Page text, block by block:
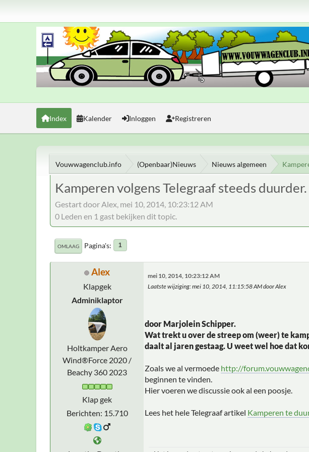
Index Kalender Inloggen Registreren
Vouwwagenclub.info (Openbaar)Nieuws Nieuws algemeen
Kamperen volgens Telegraaf steeds duurder.
Gestart door Alex, mei 10, 2014, 10:23:12 AM
0 Leden en 1 gast bekijken dit topic.
OMLAAG Pagina's 1
Alex
Klapgek
Adminiklaptor
Holtkamper Aero
Wind®Force 2020 /
Beachy 360 2023
Klap gek
Berichten: 15.710
mei 10, 2014, 10:23:12 AM
Laatste wijziging: mei 10, 2014, 11:15:58 AM door Alex
door Marjolein Schipper.
Wat trekt u over de streep om (weer) te
daalt al jaren gestaag. U weet wel hoe dat
Zoals we al vermoede http://
beginnen te vinden.
Hier voeren we discussie ook al een poosje.
Lees het hele Telegraaf artikel Kamperen te